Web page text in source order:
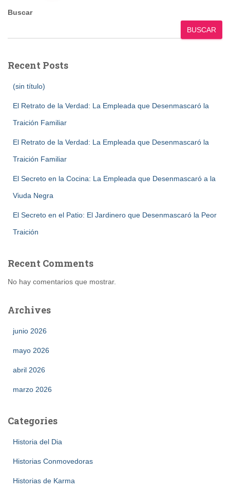
de
Buscar
BUSCAR
Recent Posts
(sin título)
El Retrato de la Verdad: La Empleada que Desenmascaró la
Traición Familiar
El Retrato de la Verdad: La Empleada que Desenmascaró la
Traición Familiar
El Secreto en la Cocina: La Empleada que Desenmascaró a la
Viuda Negra
El Secreto en el Patio: El Jardinero que Desenmascaró la Peor
Traición
Recent Comments
No hay comentarios que mostrar.
Archives
junio 2026
mayo 2026
abril 2026
marzo 2026
Categories
Historia del Dia
Historias Conmovedoras
Historias de Karma